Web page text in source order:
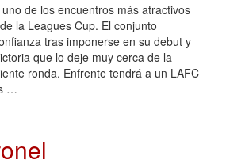
de los encuentros más atractivos
la Leagues Cup. El conjunto
tras imponerse en su debut y
que lo deje muy cerca de la
ronda. Enfrente tendrá a un LAFC
…